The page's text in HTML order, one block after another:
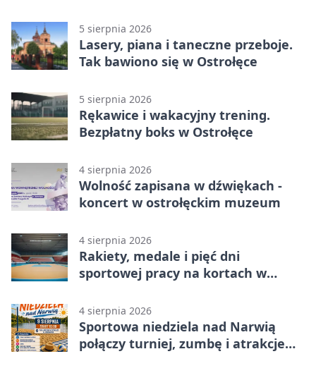
5 sierpnia 2026
Lasery, piana i taneczne przeboje.
Tak bawiono się w Ostrołęce
5 sierpnia 2026
Rękawice i wakacyjny trening.
Bezpłatny boks w Ostrołęce
4 sierpnia 2026
Wolność zapisana w dźwiękach -
koncert w ostrołęckim muzeum
4 sierpnia 2026
Rakiety, medale i pięć dni
sportowej pracy na kortach w
4 sierpnia 2026
Sportowa niedziela nad Narwią
połączy turniej, zumbę i atrakcje